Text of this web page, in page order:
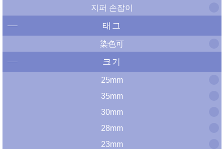
지퍼 손잡이
태그
染色可
크기
25mm
35mm
30mm
28mm
23mm